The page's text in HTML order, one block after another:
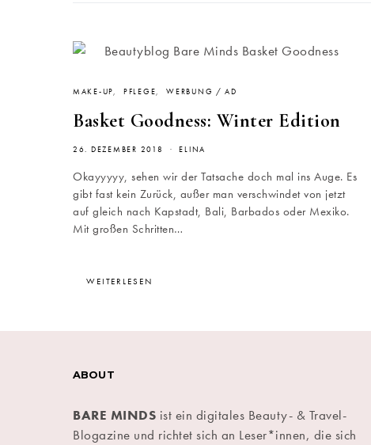
MAKE-UP PFLEGE WERBUNG / AD
Basket Goodness: Winter Edition
26. DEZEMBER 2018 ELINA
Okayyyyy, sehen wir der Tatsache doch mal ins Auge. Es
gibt fast kein Zurück, außer man verschwindet von jetzt
auf gleich nach Kapstadt, Bali, Barbados oder Mexiko.
Mit großen Schritten…
WEITERLESEN
ABOUT
BARE MINDS ist ein digitales Beauty- & Travel-
Blogazine und richtet sich an Leser*innen, die sich